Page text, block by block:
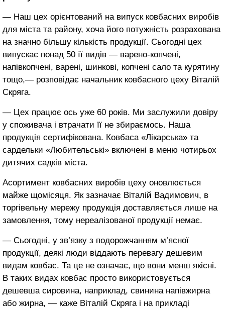
― Наш цех орієнтований на випуск ковбасних виробів
для міста та району, хоча його потужність розрахована
на значно більшу кількість продукції. Сьогодні цех
випускає понад 50 її видів — варено-копчені,
напівкопчені, варені, шинкові, копчені сало та курятину
тощо,― розповідає начальник ковбасного цеху Віталій
Скряга.
― Цех працює ось уже 60 років. Ми заслужили довіру
у споживача і втрачати її не збираємось. Наша
продукція сертифікована. Ковбаса «Лікарська» та
сардельки «Любительські» включені в меню чотирьох
дитячих садків міста.
Асортимент ковбасних виробів цеху оновлюється
майже щомісяця. Як зазначає Віталій Вадимович, в
торгівельну мережу продукція доставляється лише на
замовлення, тому нереалізованої продукції немає.
― Сьогодні, у зв’язку з подорожчанням м’ясної
продукції, деякі люди віддають перевагу дешевим
видам ковбас. Та це не означає, що вони менш якісні.
В таких видах ковбас просто використовується
дешевша сировина, наприклад, свинина напівжирна
або жирна, ― каже Віталій Скряга і на прикладі